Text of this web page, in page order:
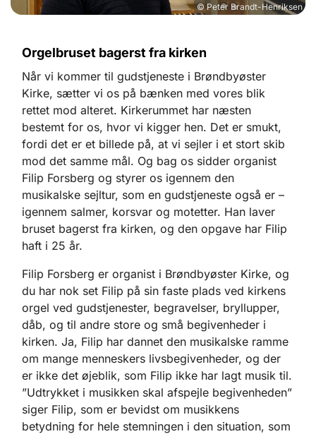
© Peter Brandt-Henriksen
Orgelbruset bagerst fra kirken
Når vi kommer til gudstjeneste i Brøndbyøster
Kirke, sætter vi os på bænken med vores blik
rettet mod alteret. Kirkerummet har næsten
bestemt for os, hvor vi kigger hen. Det er smukt,
fordi det er et billede på, at vi sejler i et stort skib
mod det samme mål. Og bag os sidder organist
Filip Forsberg og styrer os igennem den
musikalske sejltur, som en gudstjeneste også er –
igennem salmer, korsvar og motetter. Han laver
bruset bagerst fra kirken, og den opgave har Filip
haft i 25 år.
Filip Forsberg er organist i Brøndbyøster Kirke, og
du har nok set Filip på sin faste plads ved kirkens
orgel ved gudstjenester, begravelser, bryllupper,
dåb, og til andre store og små begivenheder i
kirken. Ja, Filip har dannet den musikalske ramme
om mange menneskers livsbegivenheder, og der
er ikke det øjeblik, som Filip ikke har lagt musik til.
”Udtrykket i musikken skal afspejle begivenheden”
siger Filip, som er bevidst om musikkens
betydning for hele stemningen i den situation, som